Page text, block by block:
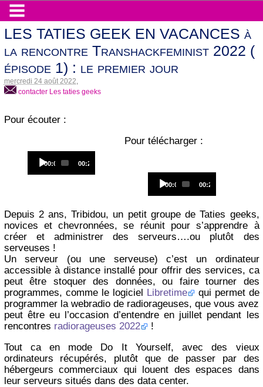
LES TATIES GEEK EN VACANCES à
la rencontre Transhackfeminist 2022 (
épisode 1) : le premier jour
mercredi 24 août 2022
contacter Les taties geeks
Pour écouter :
Player
Current
00:00
Total
00:23
Pour télécharger :
Player
Current
00:00
Total
00:23
Depuis 2 ans, Tribidou, un petit groupe de Taties geeks,
novices et chevronnées, se réunit pour s’apprendre à
créer et administrer des serveurs….ou plutôt des
serveuses !
Un serveur (ou une serveuse) c’est un ordinateur
accessible à distance installé pour offrir des services, ca
peut être stoquer des données, ou faire tourner des
programmes, comme le logiciel Libretime
qui permet de
programmer la webradio de radiorageuses, que vous avez
peut être eu l’occasion d’entendre en juillet pendant les
rencontres radiorageuses 2022
!
Tout ca en mode Do It Yourself, avec des vieux
ordinateurs récupérés, plutôt que de passer par des
hébergeurs commerciaux qui louent des espaces dans
leur serveurs situés dans des data center.